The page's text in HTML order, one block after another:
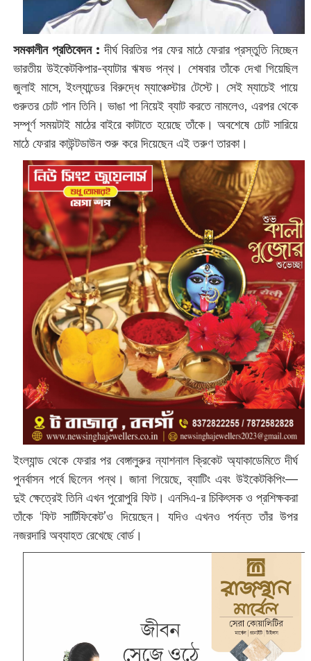
সমকালীন প্রতিবেদন : দীর্ঘ বিরতির পর ফের মাঠে ফেরার প্রস্তুতি নিচ্ছেন
ভারতীয় উইকেটকিপার-ব্যাটার ঋষভ পন্থ। শেষবার তাঁকে দেখা গিয়েছিল
জুলাই মাসে, ইংল্যান্ডের বিরুদ্ধে ম্যাঞ্চেস্টার টেস্টে। সেই ম্যাচেই পায়ে
গুরুতর চোট পান তিনি। ভাঙা পা নিয়েই ব্যাট করতে নামলেও, এরপর থেকে
সম্পূর্ণ সময়টাই মাঠের বাইরে কাটাতে হয়েছে তাঁকে। অবশেষে চোট সারিয়ে
মাঠে ফেরার কাউন্টডাউন শুরু করে দিয়েছেন এই তরুণ তারকা।
ইংল্যান্ড থেকে ফেরার পর বেঙ্গালুরুর ন্যাশনাল ক্রিকেট অ্যাকাডেমিতে দীর্ঘ
পুনর্বাসন পর্বে ছিলেন পন্থ। জানা গিয়েছে, ব্যাটিং এবং উইকেটকিপিং—
দুই ক্ষেত্রেই তিনি এখন পুরোপুরি ফিট। এনসিএ-র চিকিৎসক ও প্রশিক্ষকরা
তাঁকে ‘ফিট সার্টিফিকেট’ও দিয়েছেন। যদিও এখনও পর্যন্ত তাঁর উপর
নজরদারি অব্যাহত রেখেছে বোর্ড।